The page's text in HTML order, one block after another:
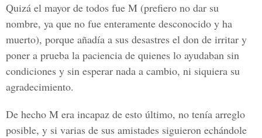
Quizá el mayor de todos fue M (prefiero no dar su
nombre, ya que no fue enteramente desconocido y ha
muerto), porque añadía a sus desastres el don de irritar y
poner a prueba la paciencia de quienes lo ayudaban sin
condiciones y sin esperar nada a cambio, ni siquiera su
agradecimiento.
De hecho M era incapaz de esto último, no tenía arreglo
posible, y si varias de sus amistades siguieron echándole